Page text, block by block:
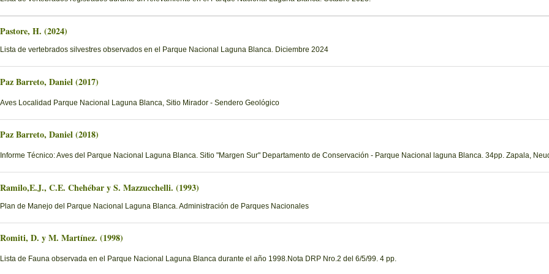
Pastore, H. (2024)
Lista de vertebrados silvestres observados en el Parque Nacional Laguna Blanca. Diciembre 2024
Paz Barreto, Daniel (2017)
Aves Localidad Parque Nacional Laguna Blanca, Sitio Mirador - Sendero Geológico
Paz Barreto, Daniel (2018)
Informe Técnico: Aves del Parque Nacional Laguna Blanca. Sitio "Margen Sur" Departamento de Conservación - Parque Nacional laguna Blanca. 34pp. Zapala,
Ramilo,E.J., C.E. Chehébar y S. Mazzucchelli. (1993)
Plan de Manejo del Parque Nacional Laguna Blanca. Administración de Parques Nacionales
Romiti, D. y M. Martínez. (1998)
Lista de Fauna observada en el Parque Nacional Laguna Blanca durante el año 1998.Nota DRP Nro.2 del 6/5/99. 4 pp.